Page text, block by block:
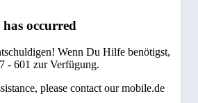
occurred
Wenn Du Hilfe benötigst,
- 601 zur Verfügung.
please contact our mobile.de